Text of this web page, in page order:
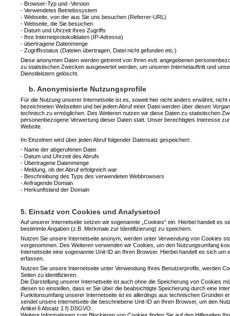
- Browser-Typ und -Version
- Verwendetes Betriebssystem
- Webseite, von der aus Sie uns besuchen (Referrer-URL)
- Webseite, die Sie besuchen
- Datum und Uhrzeit Ihres Zugriffs
- Ihre Internetprotokolldaten (IP-Adresse)
- übertragene Datenmenge
- Zugriffsstatus (Dateien übertragen, Datei nicht gefunden etc.)
Diese anonymen Daten werden getrennt von Ihren evtl. angegebenen
zu statistischen Zwecken ausgewertet werden, um unseren Internetauftritt und
Dienstleistern gelöscht.
b. Anonymisierte Nutzungsprofile
Für die Nutzung unserer Internetseite ist es, soweit hier nicht anders erwähnt,
bezeichneten Webseiten und bei jedem Abruf einer Datei werden über diesen
technisch zu ermöglichen. Des Weiteren nutzen wir diese Daten zu statistischen
personenbezogene Verwertung dieser Daten statt. Unser berechtigtes Interesse
Website.
Im Einzelnen wird über jeden Abruf folgender Datensatz gespeichert:
- Name der abgerufenen Datei
- Datum und Uhrzeit des Abrufs
- Übertragene Datenmenge
- Meldung, ob der Abruf erfolgreich war
- Beschreibung des Typs des verwendeten Webbrowsers
- Anfragende Domain
- Herkunftsland der Domain
5. Einsatz von Cookies und Analysetool
Auf unserer Internetseite setzen wir sogenannte „Cookies“ ein. Hierbei handelt es
bestimmte Angaben (z.B. Merkmale zur Identifizierung) zu speichern.
Nutzen Sie unsere Internetseite anonym, werden unter Verwendung von Cookies
vorgenommen. Des Weiteren verwenden wir Cookies, um den Nutzungsumfang
Internetseite eine sogenannte Unit-ID an Ihren Browser. Hierbei handelt es sich
erfassen.
Nutzen Sie unsere Internetseite unter Verwendung Ihres Benutzerprofils, werden
Seiten zu identifizieren.
Die Darstellung unserer Internetseite ist auch ohne die Speicherung von Cookies
diesen so einstellen, dass er Sie über die beabsichtigte Speicherung durch eine
Funktionsumfang unserer Internetseite ist es allerdings aus technischen Gründen
sendet unsere Internetseite die beschriebene Unit-ID an Ihren Browser, um den
Artikel 6 Absatz 1 f) DSGVO.